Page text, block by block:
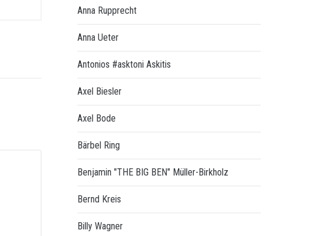
Anna Rupprecht
Anna Ueter
Antonios #asktoni Askitis
Axel Biesler
Axel Bode
Bärbel Ring
Benjamin "THE BIG BEN" Müller-Birkholz
Bernd Kreis
Billy Wagner